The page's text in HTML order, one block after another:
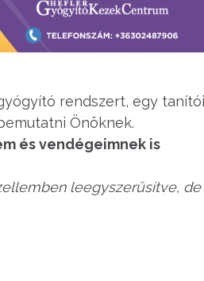
rendszert, egy tanítói
Önöknek.
és vendégeimnek is
leegyszerűsítve, de